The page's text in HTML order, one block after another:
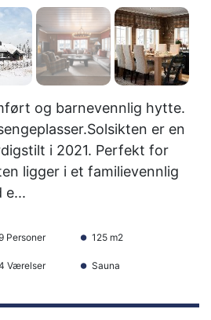
og barnevennlig hytte.
er en
i 2021. Perfekt for
ligger i et familievennlig
e...
Personer 125 m2
Værelser Sauna